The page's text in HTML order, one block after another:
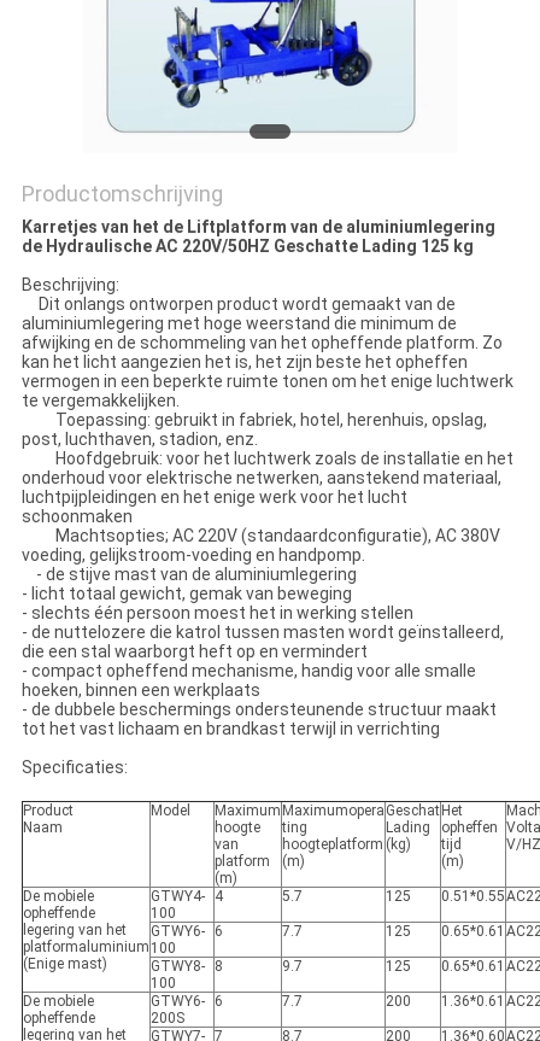
Productomschrijving
Karretjes van het de Liftplatform van de aluminiumlegering
de Hydraulische AC 220V/50HZ Geschatte Lading 125 kg
Beschrijving:
Dit onlangs ontworpen product wordt gemaakt van de
aluminiumlegering met hoge weerstand die minimum de
afwijking en de schommeling van het opheffende platform. Zo
kan het licht aangezien het is, het zijn beste het opheffen
vermogen in een beperkte ruimte tonen om het enige luchtwerk
te vergemakkelijken.
Toepassing: gebruikt in fabriek, hotel, herenhuis, opslag,
post, luchthaven, stadion, enz.
Hoofdgebruik: voor het luchtwerk zoals de installatie en het
onderhoud voor elektrische netwerken, aanstekend materiaal,
luchtpijpleidingen en het enige werk voor het lucht
schoonmaken
Machtsopties; AC 220V (standaardconfiguratie), AC 380V
voeding, gelijkstroom-voeding en handpomp.
- de stijve mast van de aluminiumlegering
- licht totaal gewicht, gemak van beweging
- slechts één persoon moest het in werking stellen
- de nuttelozere die katrol tussen masten wordt geïnstalleerd,
die een stal waarborgt heft op en vermindert
- compact opheffend mechanisme, handig voor alle smalle
hoeken, binnen een werkplaats
- de dubbele beschermings ondersteunende structuur maakt
tot het vast lichaam en brandkast terwijl in verrichting
Specificaties:
Product
Naam
Model
Maximum
hoogte
van
platform
(m)
Maximumopera
ting
hoogteplatform
(m)
Geschat
Lading
(kg)
Het
opheffen
tijd
(m)
V/HZ
De mobiele
opheffende
legering van het
platformaluminium
(Enige mast)
GTWY4-
100
4 5.7 125 0.51*0.55
GTWY6-
100
6 7.7 125 0.65*0.61
GTWY8-
100
8 9.7 125 0.65*0.61
De mobiele
opheffende
legering van het
GTWY6-
200S
6 7.7 200 1.36*0.61
GTWY7- 7 8.7 200 1.36*0.60